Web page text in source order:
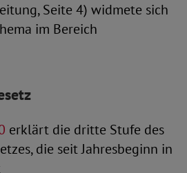
Seite 4) widmete sich
im Bereich
erklärt die dritte Stufe des
die seit Jahresbeginn in